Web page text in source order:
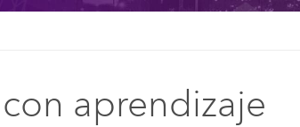
aprendizaje